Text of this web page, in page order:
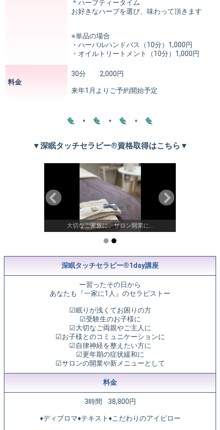
＊ハーブティータイム
お好きなハーブを選び、味わって頂きます
※単品の場合
・ハーバルハンドバス（10分）1,000円
・オイルトリートメント（10分）1,000円
料金
30分 2,000円
来年1月よりご予約開始予定
▼深眠タッチセラピー®︎資格取得はこちら▼
大切なご家族に、サロン開業に…
深眠タッチセラピー®︎1day講座
ー習ったその日から
あなたも『一家に1人』のセラピストー
☑︎眠りが浅くてお困りの方
☑︎受験生のお子様に
☑︎大切なご両親やご主人に
☑︎お子様とのコミュニケーションに
☑︎自律神経を整えたい方に
☑︎更年期の症状緩和に
☑︎サロンの開業や新メニューとして
料金
3時間 38,800円
♦︎ディプロマ♦︎テキスト♦︎こだわりのアイピロー